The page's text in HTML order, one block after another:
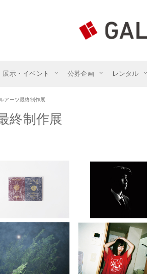
展示・イベント 公募企画 レンタル
アーツ最終制作展
終制作展